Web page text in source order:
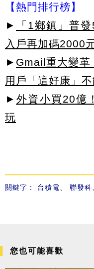
【熱門排行榜】
►
「1鄉鎮」普
入戶再加碼2000
► Gmail重大變革
用戶「這好康」不
► 外資小買20億
玩
關鍵字： 台積電 聯發科
您也可能喜歡